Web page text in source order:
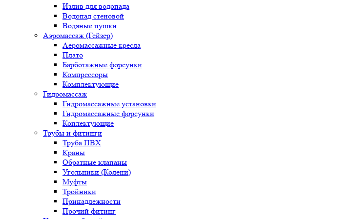
Излив для водопада
Водопад стеновой
Водяные пушки
Аэромассаж (Гейзер)
Аеромассажные кресла
Плато
Барботажные форсунки
Компрессоры
Комплектующие
Гидромассаж
Гидромассажные установки
Гидромассажные форсунки
Коплектующие
Трубы и фитинги
Труба ПВХ
Краны
Обратные клапаны
Угольники (Колени)
Муфты
Тройники
Принадлежности
Прочий фитинг